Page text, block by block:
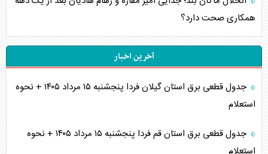
همکاری صحت دارد؟
آخرین اخبار
جدول قطعی برق استان گیلان فردا پنجشنبه ۱۵ مرداد ۱۴۰۵ + نحوه
استعلام
جدول قطعی برق استان قم فردا پنجشنبه ۱۵ مرداد ۱۴۰۵ + نحوه